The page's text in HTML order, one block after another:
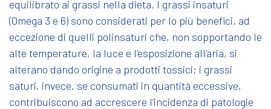
equilibrato ai grassi nella dieta. I grassi insaturi
(Omega 3 e 6) sono considerati per lo più benefici, ad
eccezione di quelli polinsaturi che, non sopportando le
alte temperature, la luce e l’esposizione all’aria, si
alterano dando origine a prodotti tossici; i grassi
saturi, invece, se consumati in quantità eccessive,
contribuiscono ad accrescere l’incidenza di patologie